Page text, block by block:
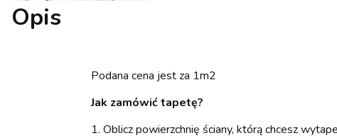
Opis
Podana cena jest za 1m2
Jak zamówić tapetę?
1. Oblicz powierzchnię ściany, którą chcesz